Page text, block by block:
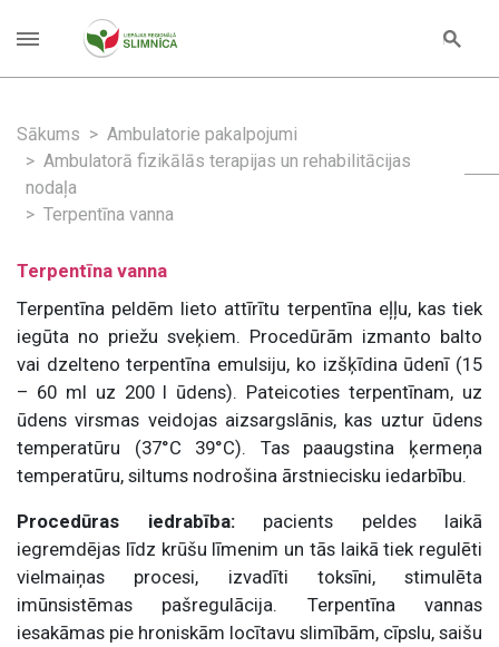
Sākums
Ambulatorie pakalpojumi
Ambulatorā fizikālās terapijas un rehabilitācijas
nodaļa
Terpentīna vanna
Terpentīna vanna
Terpentīna peldēm lieto attīrītu terpentīna eļļu, kas tiek
iegūta no priežu sveķiem. Procedūrām izmanto balto
vai dzelteno terpentīna emulsiju, ko izšķīdina ūdenī (15
– 60 ml uz 200 l ūdens). Pateicoties terpentīnam, uz
ūdens virsmas veidojas aizsargslānis, kas uztur ūdens
temperatūru (37°C 39°C). Tas paaugstina ķermeņa
temperatūru, siltums nodrošina ārstniecisku iedarbību.
Procedūras iedrabība: pacients peldes laikā
iegremdējas līdz krūšu līmenim un tās laikā tiek regulēti
vielmaiņas procesi, izvadīti toksīni, stimulēta
imūnsistēmas pašregulācija. Terpentīna vannas
iesakāmas pie hroniskām locītavu slimībām, cīpslu, saišu